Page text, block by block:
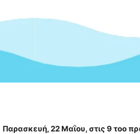
Παρασκευή, 22 Μαΐου, στις 9 τοο